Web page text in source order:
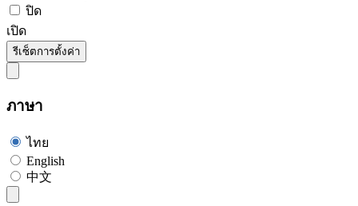
ปิด
เปิด
รีเซ็ตการตั้งค่า
ภาษา
ไทย
English
中文